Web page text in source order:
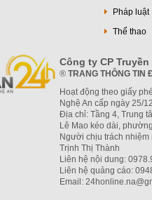
Pháp luật
Thể thao
Công ty CP
® TRANG THÔNG TIN
Hoạt động theo giấy
Nghệ An cấp ngày 25/
Địa chỉ: Tầng 4, Trung
Lê Mao kéo dài,
Người chịu trách nhiệm
Trịnh Thị Thành
Liên hệ nội dung:
Liên hệ quảng cáo:
Email: